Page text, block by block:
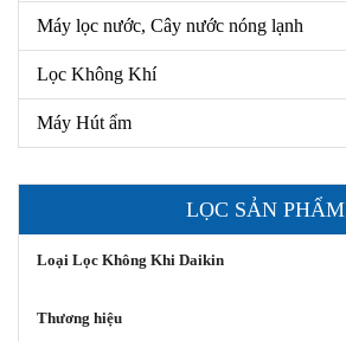
Máy lọc nước, Cây nước nóng lạnh
Lọc Không Khí
Máy Hút ẩm
LỌC SẢN PHẨM
Loại Lọc Không Khi Daikin
Thương hiệu